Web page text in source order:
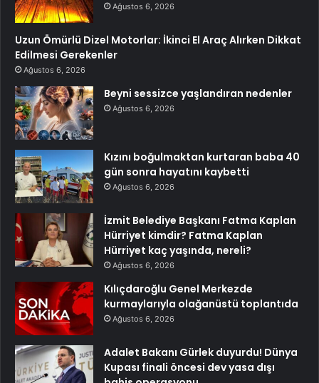
Ağustos 6, 2026
Uzun Ömürlü Dizel Motorlar: İkinci El Araç Alırken Dikkat
Edilmesi Gerekenler
Ağustos 6, 2026
Beyni sessizce yaşlandıran nedenler
Ağustos 6, 2026
Kızını boğulmaktan kurtaran baba 40
gün sonra hayatını kaybetti
Ağustos 6, 2026
İzmit Belediye Başkanı Fatma Kaplan
Hürriyet kimdir? Fatma Kaplan
Hürriyet kaç yaşında, nereli?
Ağustos 6, 2026
Kılıçdaroğlu Genel Merkezde
kurmaylarıyla olağanüstü toplantıda
Ağustos 6, 2026
Adalet Bakanı Gürlek duyurdu! Dünya
Kupası finali öncesi dev yasa dışı